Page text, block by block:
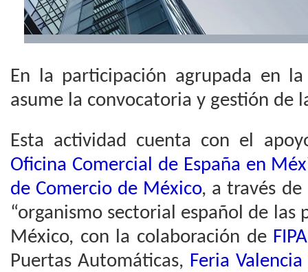
En la participación agrupada en
asume la convocatoria y gestión de
Esta actividad cuenta con el
Oficina Comercial de España en
de Comercio de México, a través de
“organismo sectorial español de las
México, con la colaboración de
Puertas Automáticas, Feria Valencia